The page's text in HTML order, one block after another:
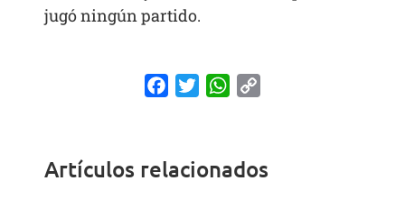
jugó ningún partido.
FacebookTwitterWhatsApp
Artículos relacionados